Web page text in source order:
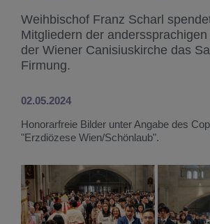
Weihbischof Franz Scharl
Mitgliedern der
der Wiener Canisiuskirche das
Firmung.
02.05.2024
Honorarfreie Bilder unter Angabe des
"Erzdiözese Wien/Schönlaub".